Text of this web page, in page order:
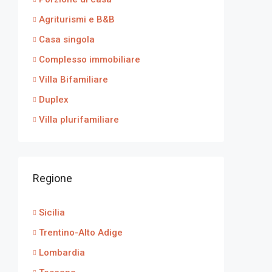
Agriturismi e B&B
Casa singola
Complesso immobiliare
Villa Bifamiliare
Duplex
Villa plurifamiliare
Regione
Sicilia
Trentino-Alto Adige
Lombardia